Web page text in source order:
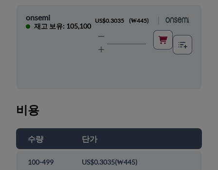
onsemi
재고 보유: 105,100
US$0.3035 (₩445)
비용
수량 단가
100-499 US$0.3035(₩445)